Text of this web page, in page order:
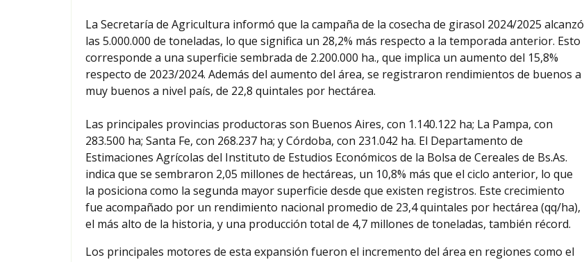
La Secretaría de Agricultura informó que la campaña de la cosecha de girasol 2024/2025 alcanzó
las 5.000.000 de toneladas, lo que significa un 28,2% más respecto a la temporada anterior. Esto
corresponde a una superficie sembrada de 2.200.000 ha., que implica un aumento del 15,8%
respecto de 2023/2024. Además del aumento del área, se registraron rendimientos de buenos a
muy buenos a nivel país, de 22,8 quintales por hectárea.
Las principales provincias productoras son Buenos Aires, con 1.140.122 ha; La Pampa, con
283.500 ha; Santa Fe, con 268.237 ha; y Córdoba, con 231.042 ha. El Departamento de
Estimaciones Agrícolas del Instituto de Estudios Económicos de la Bolsa de Cereales de Bs.As.
indica que se sembraron 2,05 millones de hectáreas, un 10,8% más que el ciclo anterior, lo que
la posiciona como la segunda mayor superficie desde que existen registros. Este crecimiento
fue acompañado por un rendimiento nacional promedio de 23,4 quintales por hectárea (qq/ha),
el más alto de la historia, y una producción total de 4,7 millones de toneladas, también récord.
Los principales motores de esta expansión fueron el incremento del área en regiones como el